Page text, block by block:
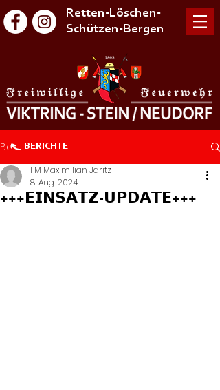
Retten-Löschen-
Schützen-Bergen
Beitrag
+++𝗘𝗜𝗡𝗦𝗔𝗧𝗭-𝗨𝗣𝗗𝗔𝗧𝗘+++
FM Maximilian Jaritz
8. Aug. 2024
BERICHTE